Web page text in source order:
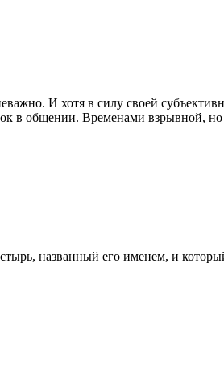
И хотя в силу своей
в общении. Временами взрывной,
названный его именем, и